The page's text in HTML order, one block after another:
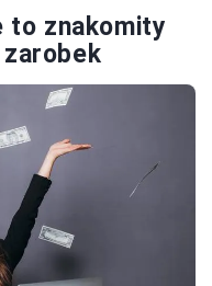
to znakomity